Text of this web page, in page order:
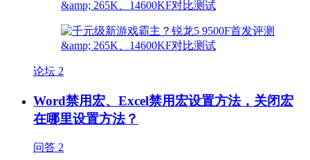
论坛 2
Word禁用宏、Excel禁用宏设置方法，关闭宏
在哪里设置方法？
问答 2